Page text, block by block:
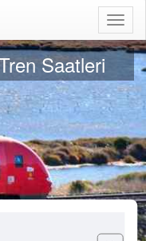
Aç
Saatleri